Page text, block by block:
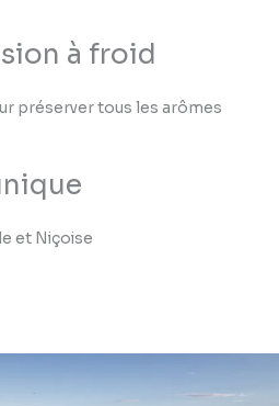
à froid
préserver tous les arômes
et Niçoise